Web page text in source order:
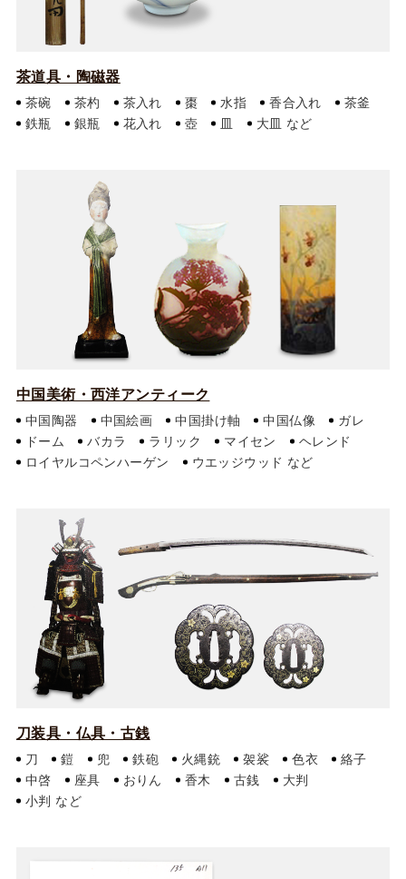
茶道具・陶磁器
茶碗 茶杓 茶入れ 棗 水指 香合入れ
茶釜
鉄瓶
銀瓶 花入れ 壺 皿 大皿
中国美術・西洋アンティーク
中国陶器 中国絵画 中国掛け軸 中国仏像
ガレ
ドーム
バカラ ラリック マイセン
ヘレンド
ロイヤルコペンハーゲン
ウエッジウッド
刀装具・仏具・古銭
刀 鎧 兜 鉄砲 火縄銃 袈裟 色衣
絡子
中啓
座具 おりん 香木 古銭
大判
小判